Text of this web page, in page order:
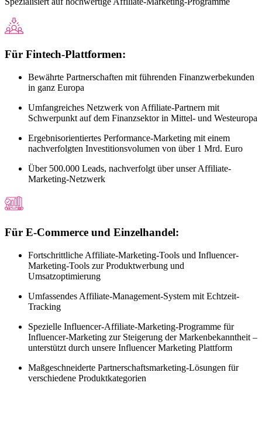
Für Fintech-Plattformen:
Bewährte Partnerschaften mit führenden Finanzwerbekunden
in ganz Europa
Umfangreiches Netzwerk von Affiliate-Partnern mit
Schwerpunkt auf dem Finanzsektor in Mittel- und Westeuropa
Ergebnisorientiertes Performance-Marketing mit einem
nachverfolgten Investitionsvolumen von über 1 Mrd. Euro
Über 500.000 Leads, nachverfolgt über unser Affiliate-
Marketing-Netzwerk
Für E-Commerce und Einzelhandel:
Fortschrittliche Affiliate-Marketing-Tools und Influencer-
Marketing-Tools zur Produktwerbung und
Umsatzoptimierung
Umfassendes Affiliate-Management-System mit Echtzeit-
Tracking
Spezielle Influencer-Affiliate-Marketing-Programme für
Influencer-Marketing zur Steigerung der Markenbekanntheit –
unterstützt durch unsere Influencer Marketing Plattform
Maßgeschneiderte Partnerschaftsmarketing-Lösungen für
verschiedene Produktkategorien